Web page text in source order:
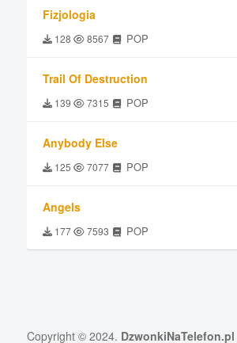
Fizjologia
128 8567 POP
Trail Of Destruction
139 7315 POP
Anybody Else
125 7077 POP
Angels
177 7593 POP
Copyright © 2024. DzwonkiNaTelefon.pl